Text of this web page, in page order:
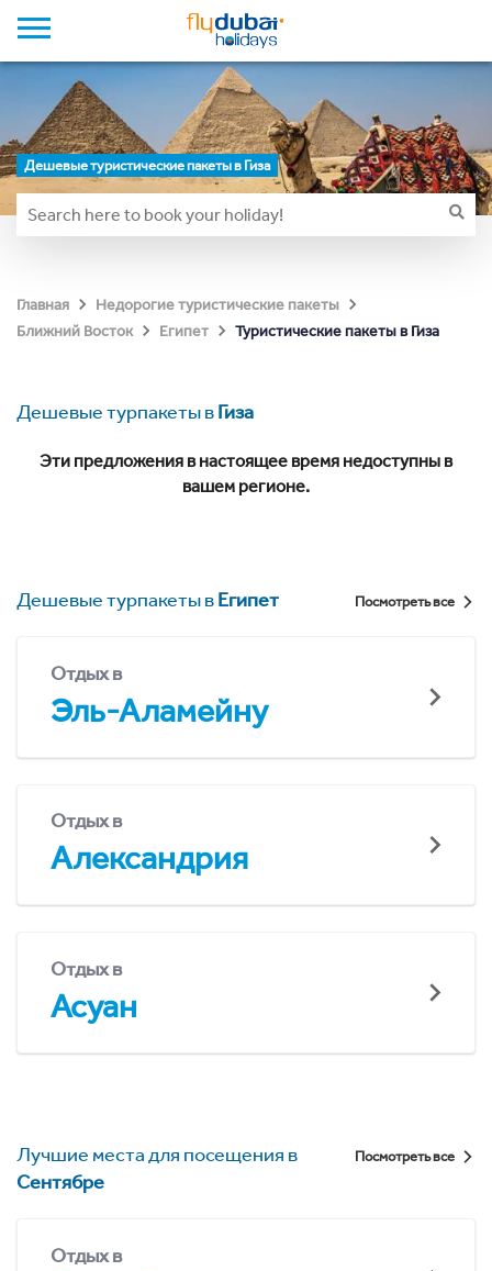
Дешевые туристические пакеты в Гиза
Главная
Недорогие туристические пакеты
Ближний Восток
Египет Туристические пакеты в Гиза
Дешевые турпакеты вГиза
Эти предложения в настоящее время недоступны в
вашем регионе.
Дешевые турпакеты вЕгипет Посмотреть все
Отдых в
Эль-Аламейну
Отдых в
Александрия
Отдых в
Асуан
Лучшие места для посещения в
Сентябре
Посмотреть все
Отдых в